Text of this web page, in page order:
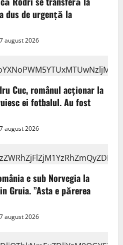
dus de urgență la
august 2026
Cuc, românul acționar la
ei fotbalul. Au fost
august 2026
e sub Norvegia la
Gruia. ”Asta e părerea
august 2026